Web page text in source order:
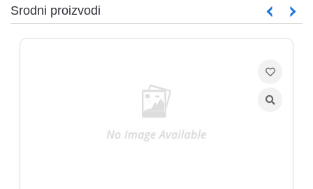
Srodni proizvodi